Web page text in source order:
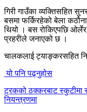
गिरी गाउँका व्यक्तिसहित
बसमा फर्किरहेको बेला
थियो । बस रोकिएपछि
प्रहरीले जनाएको छ ।
चालकलाई ट्याङ्करसहित
यो पनि पढ्नुहोस
ट्रकको ठक्करबाट स्कुटीमा
नियन्त्रणमा